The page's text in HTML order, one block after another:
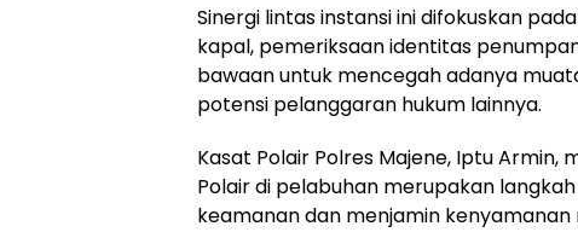
Sinergi lintas instansi ini difokuskan
kapal, pemeriksaan identitas
bawaan untuk mencegah adanya
potensi pelanggaran hukum lainnya.
Kasat Polair Polres Majene, Iptu
Polair di pelabuhan merupakan
keamanan dan menjamin